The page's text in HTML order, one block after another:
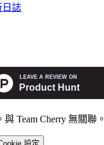
日誌
Team Cherry 無關聯。